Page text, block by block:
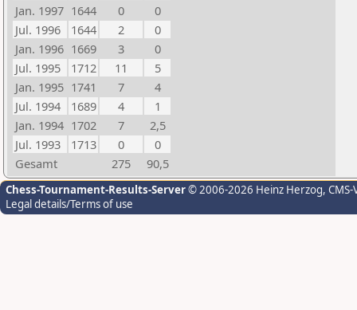
Jan. 1997 1644 0
0
Jul. 1996
1644 2
0
Jan. 1996 1669 3
0
Jul. 1995
1712 11
5
Jan. 1995 1741 7
4
Jul. 1994
1689 4
1
Jan. 1994 1702 7
2,5
Jul. 1993
1713 0
0
Gesamt
275 90,5
Chess-Tournament-Results-Server© 2006-2026 Heinz Herzog,
Legal details/Terms of use